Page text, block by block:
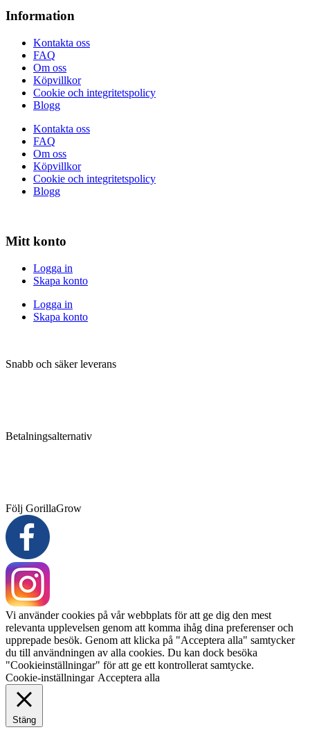
Information
Kontakta oss
FAQ
Om oss
Köpvillkor
Cookie och integritetspolicy
Blogg
Kontakta oss
FAQ
Om oss
Köpvillkor
Cookie och integritetspolicy
Blogg
Mitt konto
Logga in
Skapa konto
Logga in
Skapa konto
Snabb och säker leverans
Betalningsalternativ
Följ GorillaGrow
Vi använder cookies på vår webbplats för att ge dig den mest
relevanta upplevelsen genom att komma ihåg dina preferenser och
upprepade besök. Genom att klicka på "Acceptera alla" samtycker
du till användningen av alla cookies. Du kan dock besöka
"Cookieinställningar" för att ge ett kontrollerat samtycke.
Cookie-inställningar Acceptera alla
Stäng